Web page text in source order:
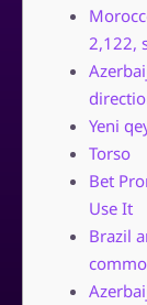
2,122,
Yeni
Torso
Bet
Use It
Brazil